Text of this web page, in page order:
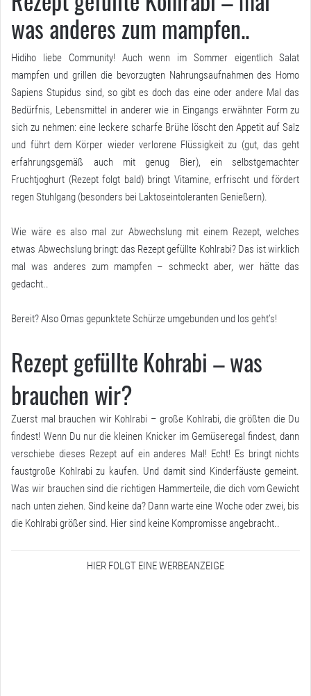
was anderes zum mampfen..
Hidiho liebe Community! Auch wenn im Sommer eigentlich Salat
mampfen und grillen die bevorzugten Nahrungsaufnahmen des Homo
Sapiens Stupidus sind, so gibt es doch das eine oder andere Mal das
Bedürfnis, Lebensmittel in anderer wie in Eingangs erwähnter Form zu
sich zu nehmen: eine leckere scharfe Brühe löscht den Appetit auf Salz
und führt dem Körper wieder verlorene Flüssigkeit zu (gut, das geht
erfahrungsgemäß auch mit genug Bier), ein selbstgemachter
Fruchtjoghurt (Rezept folgt bald) bringt Vitamine, erfrischt und fördert
regen Stuhlgang (besonders bei Laktoseintoleranten Genießern).
Wie wäre es also mal zur Abwechslung mit einem Rezept, welches
etwas Abwechslung bringt: das Rezept gefüllte Kohlrabi? Das ist wirklich
mal was anderes zum mampfen – schmeckt aber, wer hätte das
gedacht..
Bereit? Also Omas gepunktete Schürze umgebunden und los geht’s!
Rezept gefüllte Kohrabi – was
brauchen wir?
Zuerst mal brauchen wir Kohlrabi – große Kohlrabi, die größten die Du
findest! Wenn Du nur die kleinen Knicker im Gemüseregal findest, dann
verschiebe dieses Rezept auf ein anderes Mal! Echt! Es bringt nichts
faustgroße Kohlrabi zu kaufen. Und damit sind Kinderfäuste gemeint.
Was wir brauchen sind die richtigen Hammerteile, die dich vom Gewicht
nach unten ziehen. Sind keine da? Dann warte eine Woche oder zwei, bis
die Kohlrabi größer sind. Hier sind keine Kompromisse angebracht..
HIER FOLGT EINE WERBEANZEIGE